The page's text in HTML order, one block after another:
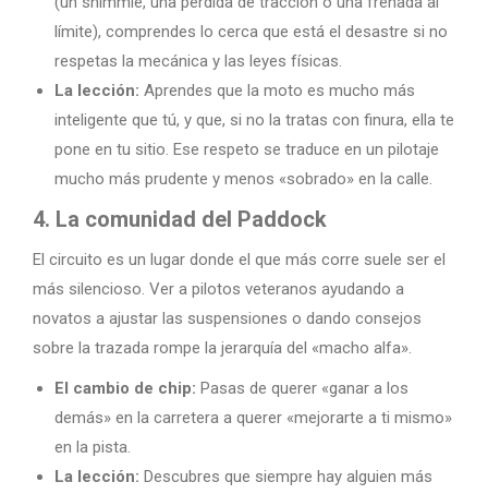
límite), comprendes lo cerca que está el desastre si no
respetas la mecánica y las leyes físicas.
La lección: Aprendes que la moto es mucho más
inteligente que tú, y que, si no la tratas con finura, ella te
pone en tu sitio. Ese respeto se traduce en un pilotaje
mucho más prudente y menos «sobrado» en la calle.
4. La comunidad del Paddock
El circuito es un lugar donde el que más corre suele ser el
más silencioso. Ver a pilotos veteranos ayudando a
novatos a ajustar las suspensiones o dando consejos
sobre la trazada rompe la jerarquía del «macho alfa».
El cambio de chip: Pasas de querer «ganar a los
demás» en la carretera a querer «mejorarte a ti mismo»
en la pista.
La lección: Descubres que siempre hay alguien más